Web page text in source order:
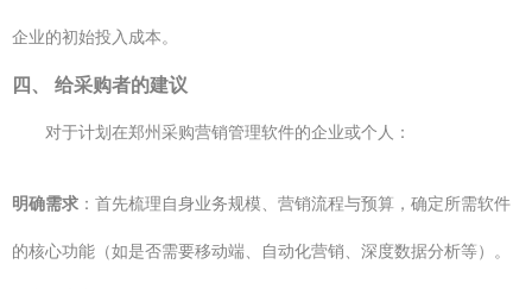
企业的初始投入成本。
四、 给采购者的建议
对于计划在郑州采购营销管理软件的企业或个人：
明确需求 ：首先梳理自身业务规模、营销流程与预算，确定所需软件
的核心功能（如是否需要移动端、自动化营销、深度数据分析等）。